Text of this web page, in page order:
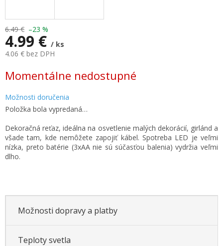
6.49 € –23 %
4.99 € / ks
4.06 € bez DPH
cena:
Momentálne nedostupné
Možnosti doručenia
Položka bola vypredaná…
Dekoračná reťaz, ideálna na osvetlenie malých dekorácií, girlánd a
všade tam, kde nemôžete zapojiť kábel. Spotreba LED je veľmi
nízka, preto batérie (3xAA nie sú súčasťou balenia) vydržia veľmi
dlho.
Možnosti dopravy a platby
Teploty svetla